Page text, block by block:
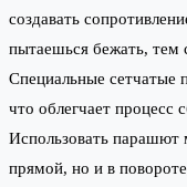
создавать
пытаешься бежать, тем
Специальные сетчатые
что облегчает процесс
Использовать парашют
прямой, но и в